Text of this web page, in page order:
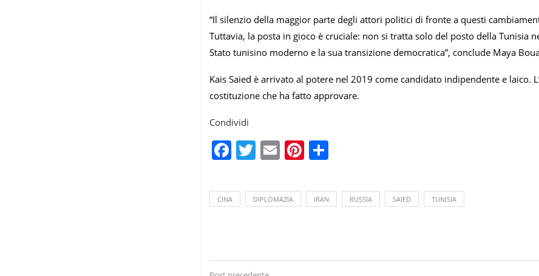
“Il silenzio della maggior parte degli attori politici di fronte a questi
Tuttavia, la posta in gioco è cruciale: non si tratta solo del posto della Tunisia
Stato tunisino moderno e la sua transizione democratica”, conclude Maya
Kais Saied è arrivato al potere nel 2019 come candidato indipendente e laico.
costituzione che ha fatto approvare.
Condividi
Facebook
Twitter
EmailPinterest
CINA DIPLOMAZIA IRAN RUSSIA SAIED TUNISIA